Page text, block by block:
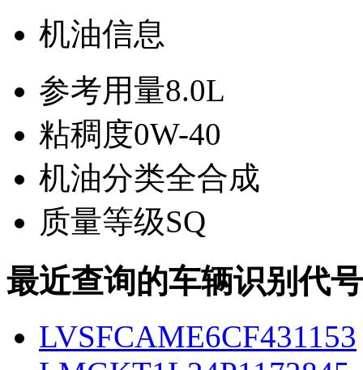
机油信息
参考用量8.0L
粘稠度0W-40
机油分类全合成
质量等级SQ
最近查询的车辆识别代
LVSFCAME6CF431153